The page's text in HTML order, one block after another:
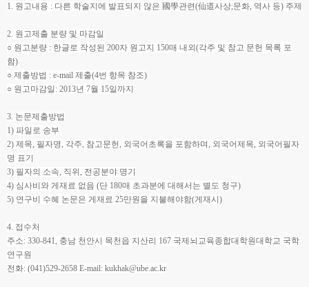
1. 원고내용 : 다른 학술지에 발표되지 않은 國學관련(仙道사상;문화, 역사 등) 주제
2. 원고제출 분량 및 마감일
○ 원고분량 : 한글로 작성된 200자 원고지 150매 내외(각주 및 참고 문헌 목록 포
함)
○ 제출방법 : e-mail 제출(4번 항목 참조)
○ 원고마감일: 2013년 7월 15일까지
3. 논문제출방법
1) 파일로 송부
2) 제목, 필자명, 각주, 참고문헌, 외국어초록을 포함하며, 외국어제목, 외국어필자
명 표기
3) 필자의 소속, 직위, 전공분야 명기
4) 심사비와 게재료 없음 (단 180매 초과분에 대해서는 별도 청구)
5) 연구비 수혜 논문은 게재료 25만원을 지불해야함(게재시)
4. 접수처
주소: 330-841, 충남 천안시 목천읍 지산리 167 국제뇌교육종합대학원대학교 국학
연구원
전화: (041)529-2658 E-mail: kukhak@ube.ac.kr